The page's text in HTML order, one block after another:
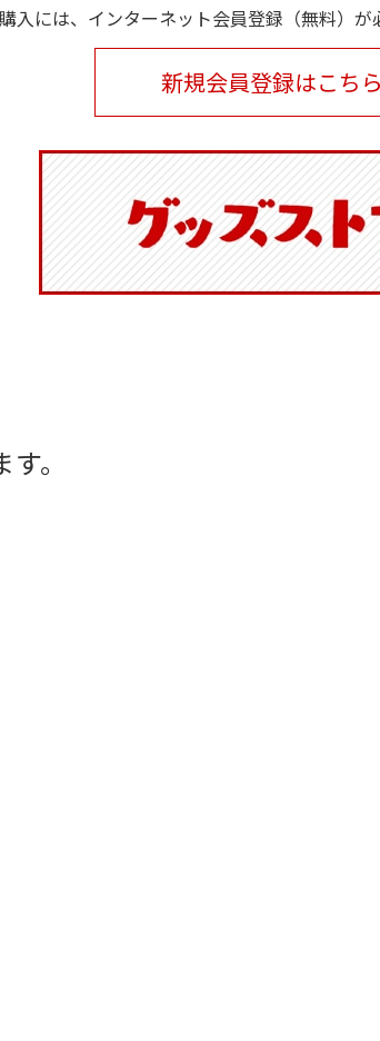
ポムポムプリン30th
おもちもちもちクッ
4,950円
(送料別・税込)
水森亜土／ステッカ
ーセット
(送料別・税込)
リラッ
ケース
5.0
(送料
入には、インターネット会員登録（無料）が
新規会員登録はこちら
。